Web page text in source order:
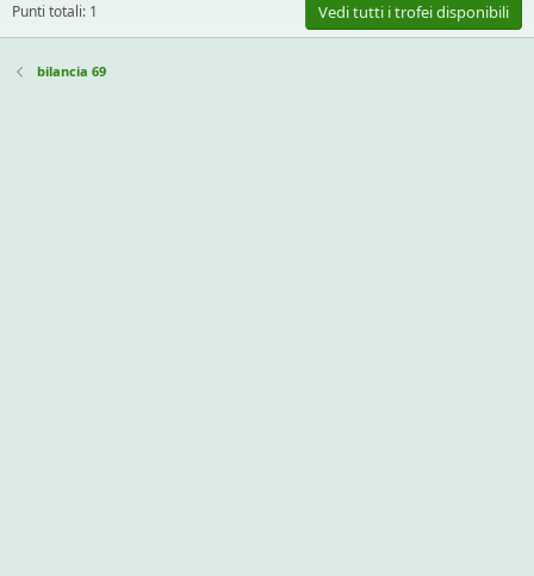
Punti totali: 1 Vedi tutti i trofei disponibili
bilancia 69